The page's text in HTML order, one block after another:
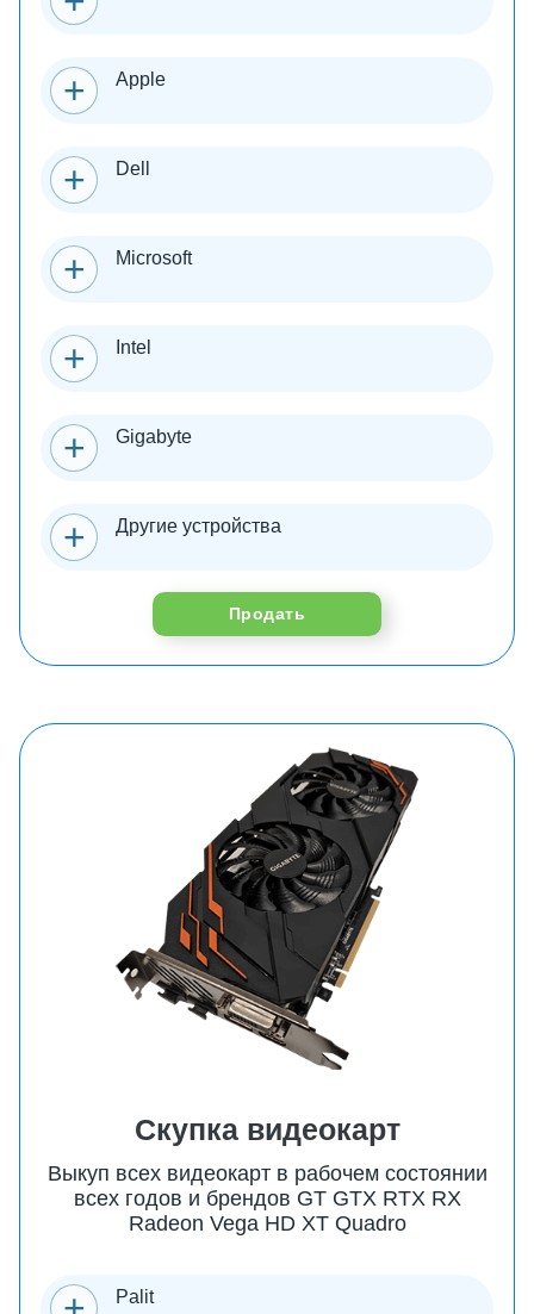
Apple
Dell
Microsoft
Intel
Gigabyte
Другие устройства
Продать
Скупка видеокарт
Выкуп всех видеокарт в рабочем состоянии
всех годов и брендов GT GTX RTX RX
Radeon Vega HD XT Quadro
Palit